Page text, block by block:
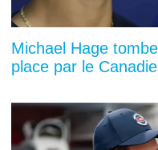
Michael Hage
place par le